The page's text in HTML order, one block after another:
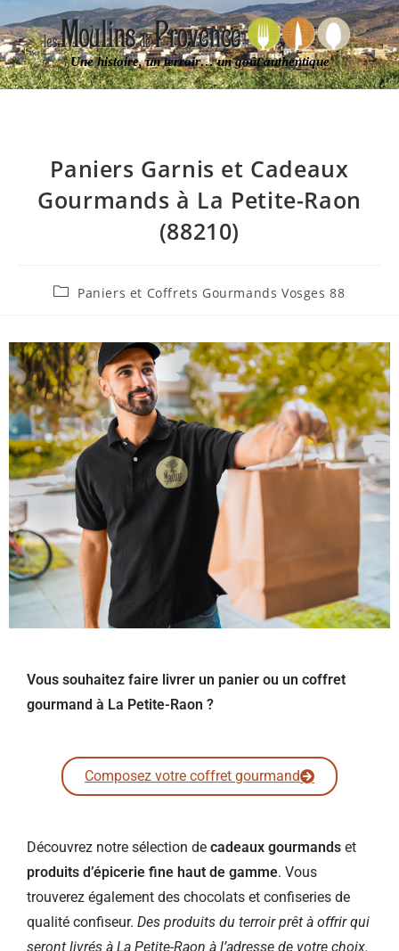
Une histoire, un terroir… un goût authentique
Paniers Garnis et Cadeaux
Gourmands à La Petite-Raon
(88210)
Paniers et Coffrets Gourmands Vosges 88
Vous souhaitez faire livrer un panier ou un coffret
gourmand à La Petite-Raon ?
Composez votre coffret gourmand
Découvrez notre sélection de cadeaux gourmands et
produits d’épicerie fine haut de gamme. Vous
trouverez également des chocolats et confiseries de
qualité confiseur. Des produits du terroir prêt à offrir qui
seront livrés à La Petite-Raon à l’adresse de votre choix.